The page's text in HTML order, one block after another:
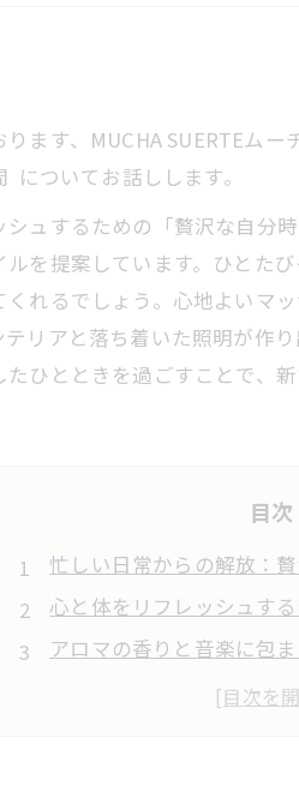
ます、MUCHA SUERTEムー
ついてお話しします。
ュするための「贅沢な自分
を提案しています。ひとた
れるでしょう。心地よいマ
リアと落ち着いた照明が作
ひとときを過ごすことで、
目次
忙しい日常からの解放：
心と体をリフレッシュす
アロマの香りと音楽に包
エレガントなインテリア